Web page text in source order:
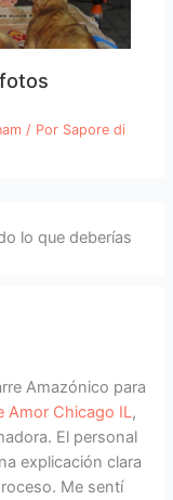
/ Por Sapore di
lo que deberías
Amazónico para
Amor Chicago IL,
El personal
explicación clara
Me sentí